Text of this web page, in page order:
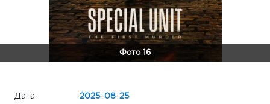
Фото 16
Дата
2025-08-25